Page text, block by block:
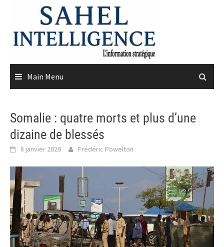
content
Main Menu
Somalie : quatre morts et plus d’une
dizaine de blessés
8 janvier 2020 Frédéric Powelton